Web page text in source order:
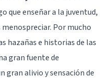
que enseñar a la juventud,
Por mucho
hazañas e historias de las
gran fuente de
gran alivio y sensación de